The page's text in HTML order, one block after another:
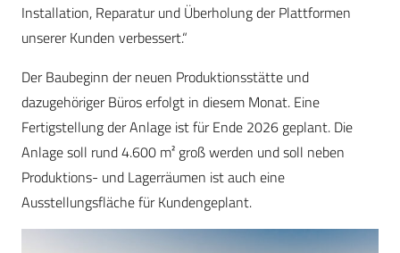
Installation, Reparatur und Überholung der Plattformen
unserer Kunden verbessert.“
Der Baubeginn der neuen Produktionsstätte und
dazugehöriger Büros erfolgt in diesem Monat. Eine
Fertigstellung der Anlage ist für Ende 2026 geplant. Die
Anlage soll rund 4.600 m² groß werden und soll neben
Produktions- und Lagerräumen ist auch eine
Ausstellungsfläche für Kundengeplant.